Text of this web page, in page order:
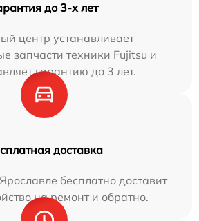
до 3-х лет
центр устанавливает
запчасти техники Fujitsu и
гарантию до 3 лет.
доставка
бесплатно доставит
на ремонт и обратно.